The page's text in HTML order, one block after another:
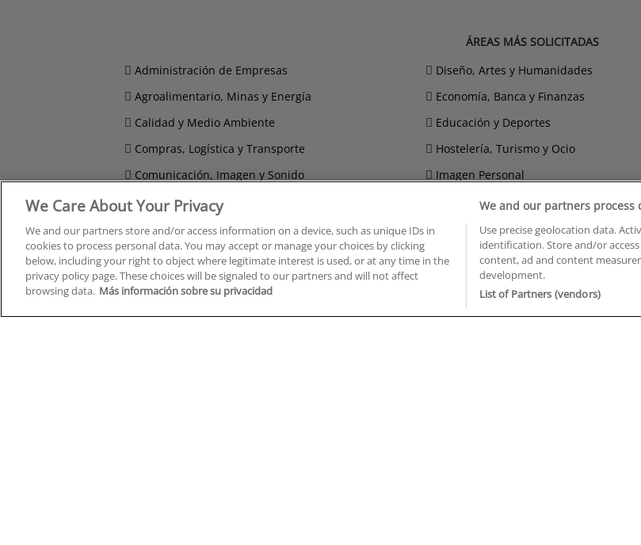
ÁREAS MÁS SOLICITADAS
Administración de Empresas
Agroalimentario, Minas y Energía
Calidad y Medio Ambiente
Compras, Logística y Transporte
Comunicación, Imagen y Sonido
Derecho y Seguridad
Diseño, Artes y Humanidades
Economía, Banca y Finanzas
Educación y Deportes
Hostelería, Turismo y Ocio
Imagen Personal
Informática y Telecomunicaciones
BUSCA TUS CURSOS EN TU PROVINCIA
Cursos en A Coruña
Cursos en Albacete
Cursos en Alicante
Cursos en Castellón
Cursos en Cáceres
Cursos en La Rioja
Cursos en Las
Cursos en León
We Care About Your Privacy
We and our partners store and/or access information on a device, such as unique IDs in
cookies to process personal data. You may accept or manage your choices by clicking
below, including your right to object where legitimate interest is used, or at any time in the
privacy policy page. These choices will be signaled to our partners and will not affect
browsing data. Más información sobre su privacidad
We and our partners process
Use precise geolocation data.
identification. Store and/or
content, ad and content
development.
List of Partners (vendors)